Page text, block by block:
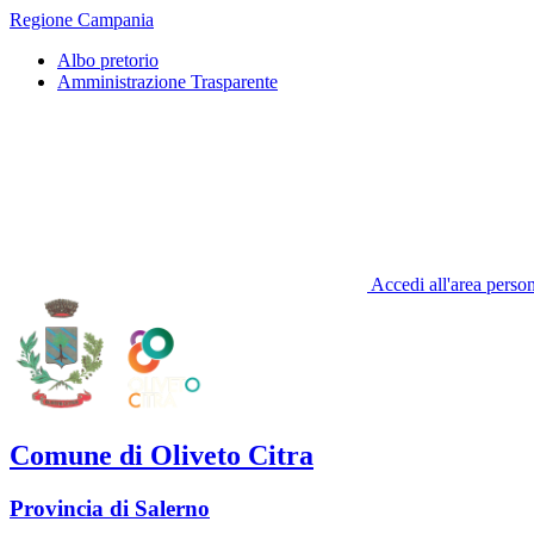
Regione Campania
Albo pretorio
Amministrazione Trasparente
Accedi all'area
Comune di Oliveto Citra
Provincia di Salerno